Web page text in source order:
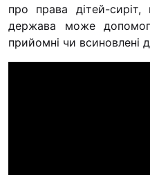
про права дітей-
держава може
прийомні чи всиновлені